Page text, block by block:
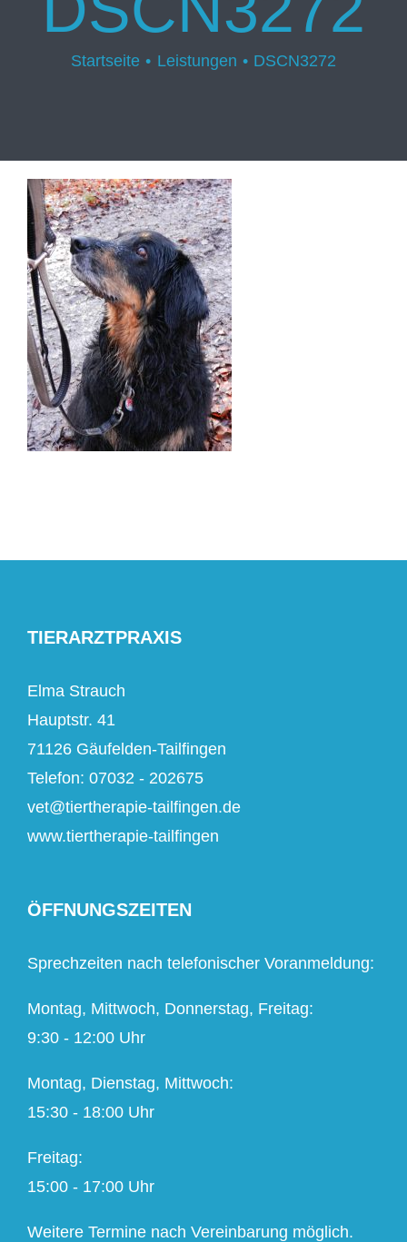
Startseite Leistungen DSCN3272
TIERARZTPRAXIS
Elma Strauch
Hauptstr. 41
71126 Gäufelden-Tailfingen
Telefon: 07032 - 202675
vet@tiertherapie-tailfingen.de
www.tiertherapie-tailfingen
ÖFFNUNGSZEITEN
Sprechzeiten nach telefonischer Voranmeldung:
Montag, Mittwoch, Donnerstag, Freitag:
9:30 - 12:00 Uhr
Montag, Dienstag, Mittwoch:
15:30 - 18:00 Uhr
Freitag:
15:00 - 17:00 Uhr
Weitere Termine nach Vereinbarung möglich.